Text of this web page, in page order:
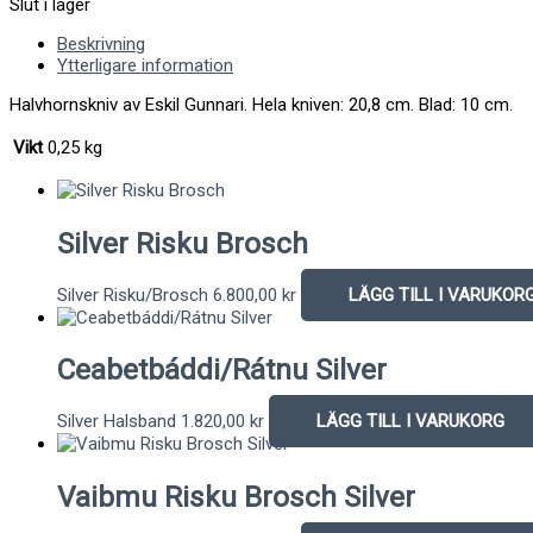
Slut i lager
Beskrivning
Ytterligare information
Halvhornskniv av Eskil Gunnari. Hela kniven: 20,8 cm. Blad: 10 cm.
Vikt 0,25 kg
Silver Risku Brosch
Silver Risku/Brosch 6.800,00 kr LÄGG TILL I
Ceabetbáddi/Rátnu Silver
Silver Halsband 1.820,00 kr LÄGG TILL I VARUKORG
Vaibmu Risku Brosch Silver